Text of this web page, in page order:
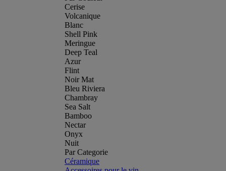
Cerise
Volcanique
Blanc
Shell Pink
Meringue
Deep Teal
Azur
Flint
Noir Mat
Bleu Riviera
Chambray
Sea Salt
Bamboo
Nectar
Onyx
Nuit
Par Categorie
Céramique